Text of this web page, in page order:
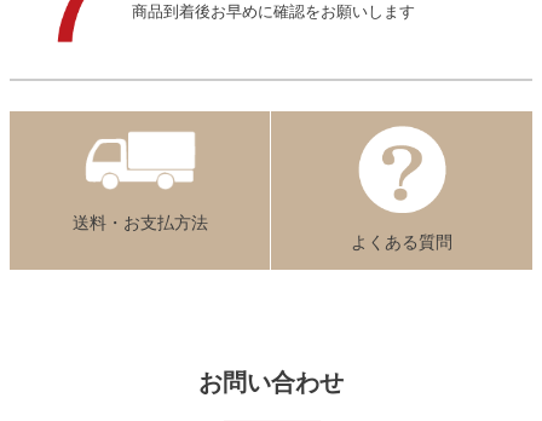
商品到着後お早めに確認をお願いします
送料・お支払方法
よくある質問
お問い合わせ